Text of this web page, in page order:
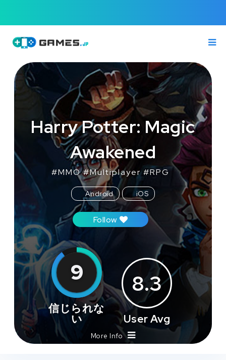
Harry Potter: Magic
Awakened
#MMO#Multiplayer#RPG
Android iOS
Follow
9
信じられな
い
8.3
User Avg
More Info